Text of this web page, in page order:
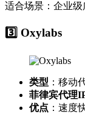
适合场景：企业
3️⃣ Oxylabs
类型 ：移动
菲律宾代理
优点 ：速度